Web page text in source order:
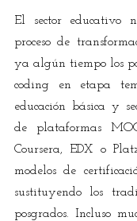
El sector educativo
proceso de
ya algún tiempo los
coding en etapa
educación básica y
de plataformas
Coursera, EDX o
modelos de
sustituyendo los
posgrados. Incluso